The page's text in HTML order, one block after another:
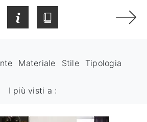
Materiale Stile Tipologia
I più visti a :